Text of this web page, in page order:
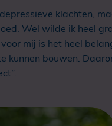
klachten,
Wel wilde ik heel
mij is het heel
kunnen bouwen.